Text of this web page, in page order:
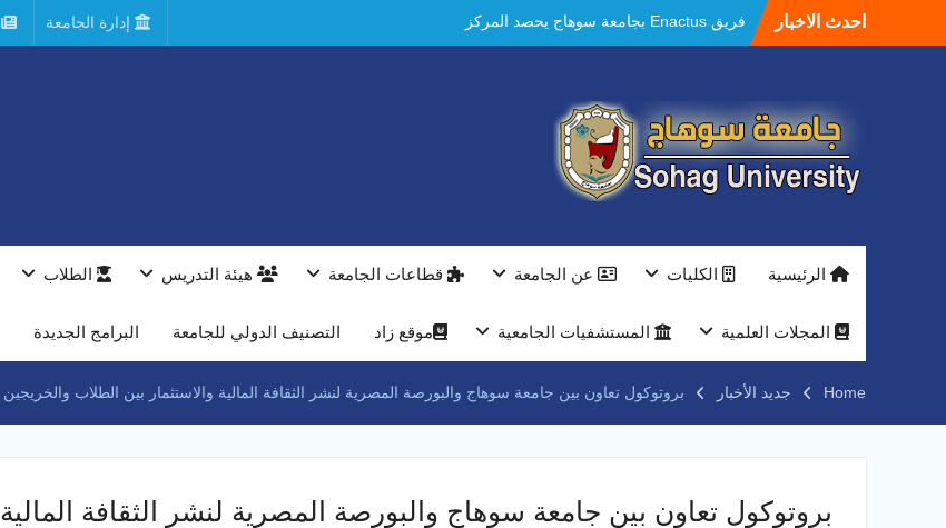
احدث الاخبار
مستشفيات سوهاج الجامعية تحقق إنجازًا طبيًا
جديدًا و تنجح في علاج 3 حالات أكالازيا بتقنية
التهنئة عقب توليه مهام منصبه ويشيد بجهود
رجال الشرطه
بجهاز ذكي لتوفير المياه ..جامعة سوهاج تشارك
بمعرض الاكاديمية العسكريه علي هامش
والخدمية بجامعة سوهاج الجديدة
فى أولى أيام المرحلة الأولى للتنسيق
الاول في الابتكار وتمكين المراة والمركز الثاني
إدارة الجامعة
الرئيسية الكليات عن الجامعة قطاعات الجامعة هيئة التدريس الطلاب
المجلات العلمية المستشفيات الجامعية موقع زاد التصنيف الدولي للجامعة البرامج الجديدة
Home جديد الأخبار بروتوكول تعاون بين جامعة سوهاج والبورصة المصرية لنشر الثقافة المالية والاستثمار بين الطلاب والخريجين
بروتوكول تعاون بين جامعة سوهاج والبورصة المصرية لنشر الثقافة المالية